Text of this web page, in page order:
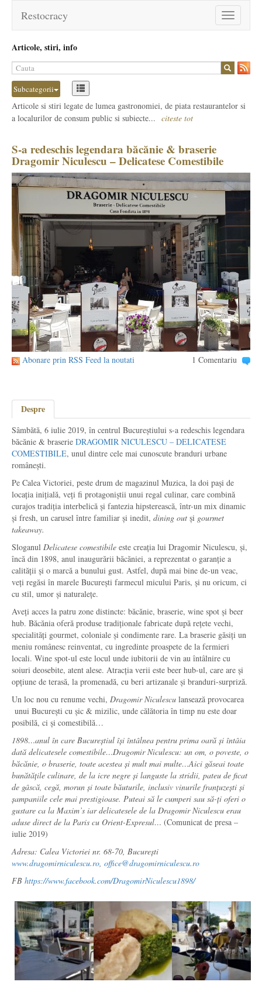
Toggle
navigation
Restocracy
Articole, stiri, info
Subcategorii
Articole si stiri legate de lumea gastronomiei, de piata restaurantelor si
a localurilor de consum public si subiecte... citeste tot
S-a redeschis legendara băcănie & braserie
Dragomir Niculescu – Delicatese Comestibile
Abonare prin RSS Feed la noutati 1 Comentariu
Despre
Sâmbătă, 6 iulie 2019, în centrul Bucureștiului s-a redeschis legendara
băcănie & braserie DRAGOMIR NICULESCU – DELICATESE
COMESTIBILE, unul dintre cele mai cunoscute branduri urbane
românești.
Pe Calea Victoriei, peste drum de magazinul Muzica, la doi pași de
locația inițială, veți fi protagoniștii unui regal culinar, care combină
curajos tradiția interbelică și fantezia hipsterească, într-un mix dinamic
și fresh, un carusel între familiar și inedit, dining out și gourmet
takeaway.
Sloganul Delicatese comestibile este creația lui Dragomir Niculescu, și,
încă din 1898, anul inaugurării băcăniei, a reprezentat o garanție a
calității și o marcă a bunului gust. Astfel, după mai bine de-un veac,
veți regăsi în marele București farmecul micului Paris, și nu oricum, ci
cu stil, umor și naturalețe.
Aveți acces la patru zone distincte: băcănie, braserie, wine spot și beer
hub. Băcănia oferă produse tradiționale fabricate după rețete vechi,
specialități gourmet, coloniale și condimente rare. La braserie găsiți un
meniu românesc reinventat, cu ingredinte proaspete de la fermieri
locali. Wine spot-ul este locul unde iubitorii de vin au întâlnire cu
soiuri deosebite, atent alese. Atracția verii este beer hub-ul, care are și
opțiune de terasă, la promenadă, cu beri artizanale și branduri-surpriză.
Un loc nou cu renume vechi, Dragomir Niculescu lansează provocarea
unui București cu șic & mizilic, unde călătoria în timp nu este doar
posibilă, ci și comestibilă…
1898…anul în care Bucureștiul își întâlnea pentru prima oară și întâia
dată delicatesele comestibile…Dragomir Niculescu: un om, o poveste, o
băcănie, o braserie, toate acestea și mult mai multe…Aici găseai toate
bunătățile culinare, de la icre negre și languste la stridii, pateu de ficat
de gâscă, cegă, morun și toate băuturile, inclusiv vinurile franțuzești și
șampaniile cele mai prestigioase. Puteai să le cumperi sau să-ți oferi o
gustare ca la Maxim’s iar delicatesele de la Dragomir Niculescu erau
aduse direct de la Paris cu Orient-Expresul… (Comunicat de presa –
iulie 2019)
Adresa: Calea Victoriei nr. 68-70, București
www.dragomirniculescu.ro, office@dragomirniculescu.ro
FB https://www.facebook.com/DragomirNiculescu1898/